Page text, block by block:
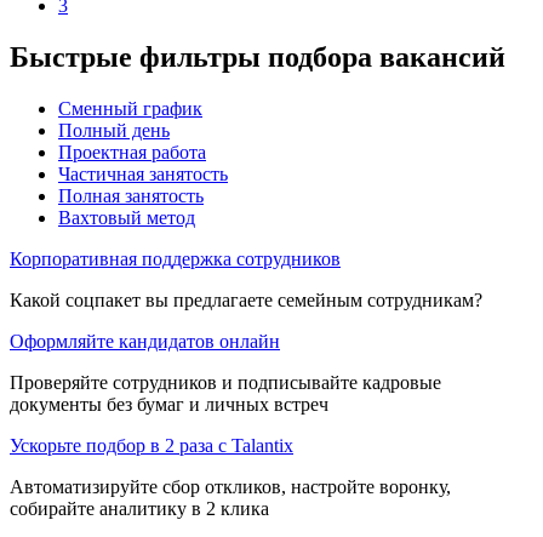
3
Быстрые фильтры подбора вакансий
Сменный график
Полный день
Проектная работа
Частичная занятость
Полная занятость
Вахтовый метод
Корпоративная поддержка сотрудников
Какой соцпакет вы предлагаете семейным сотрудникам?
Оформляйте кандидатов онлайн
Проверяйте сотрудников и подписывайте кадровые
документы без бумаг и личных встреч
Ускорьте подбор в 2 раза с Talantix
Автоматизируйте сбор откликов, настройте воронку,
собирайте аналитику в 2 клика